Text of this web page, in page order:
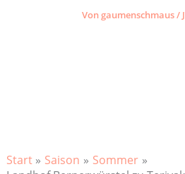
Vongaumenschmaus/
Start Saison
Sommer